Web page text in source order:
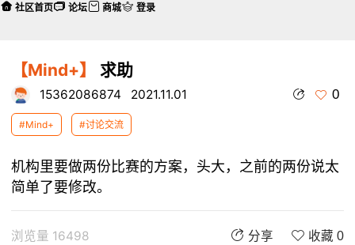
【Mind+】 求助
15362086874 2021.11.01 0
#Mind+ #讨论交流
机构里要做两份比赛的方案，头大，之前的两份说太
简单了要修改。
浏览量 16498 分享 收藏 0
社区首页 论坛 商城 登录